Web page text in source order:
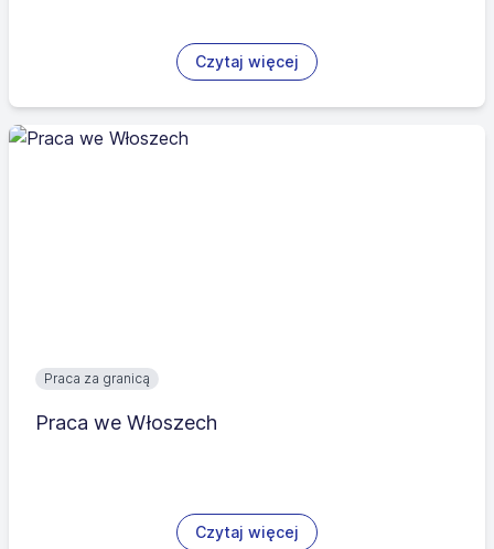
Czytaj więcej
Praca za granicą
Praca we Włoszech
Czytaj więcej